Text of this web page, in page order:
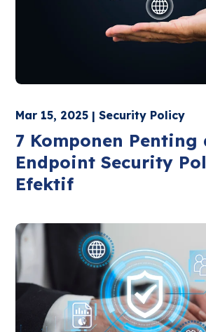
Mar 15, 2025 | Security Policy
7 Komponen Penting
Endpoint Security
Efektif